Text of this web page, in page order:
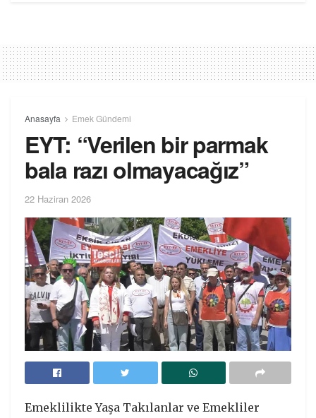
Anasayfa Emek Gündemi
EYT: “Verilen bir parmak
bala razı olmayacağız”
22 Haziran 2026
Emeklilikte Yaşa Takılanlar ve Emekliler